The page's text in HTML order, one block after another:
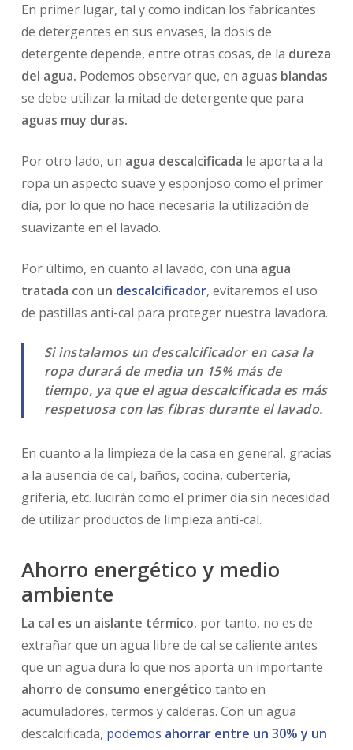
En primer lugar, tal y como indican los fabricantes
de detergentes en sus envases, la dosis de
detergente depende, entre otras cosas, de la dureza
del agua. Podemos observar que, en aguas blandas
se debe utilizar la mitad de detergente que para
aguas muy duras.
Por otro lado, un agua descalcificada le aporta a la
ropa un aspecto suave y esponjoso como el primer
día, por lo que no hace necesaria la utilización de
suavizante en el lavado.
Por último, en cuanto al lavado, con una agua
tratada con un descalcificador, evitaremos el uso
de pastillas anti-cal para proteger nuestra lavadora.
Si instalamos un descalcificador en casa la
ropa durará de media un 15% más de
tiempo, ya que el agua descalcificada es más
respetuosa con las fibras durante el lavado.
En cuanto a la limpieza de la casa en general, gracias
a la ausencia de cal, baños, cocina, cubertería,
grifería, etc. lucirán como el primer día sin necesidad
de utilizar productos de limpieza anti-cal.
Ahorro energético y medio
ambiente
La cal es un aislante térmico, por tanto, no es de
extrañar que un agua libre de cal se caliente antes
que un agua dura lo que nos aporta un importante
ahorro de consumo energético tanto en
acumuladores, termos y calderas. Con un agua
descalcificada, podemos ahorrar entre un 30% y un